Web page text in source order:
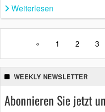
Weiterlesen
« 1 2 3
WEEKLY NEWSLETTER
Abonnieren Sie jetzt